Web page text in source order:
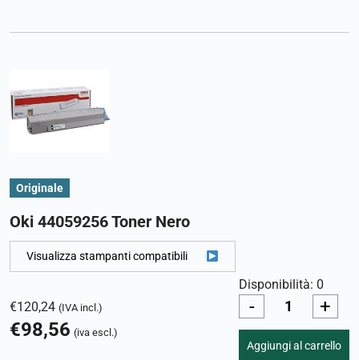
Originale
Oki 44059256 Toner Nero
Visualizza stampanti compatibili
€120,24 (IVA incl.)
€98,56 (iva escl.)
Disponibilità: 0
- +
Aggiungi al carrello